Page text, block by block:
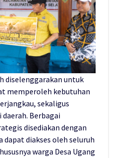
diselenggarakan untuk
memperoleh kebutuhan
sekaligus
Berbagai
disediakan dengan
dapat diakses oleh seluruh
warga Desa Ugang